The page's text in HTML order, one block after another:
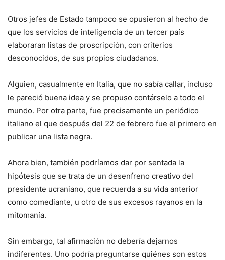
Otros jefes de Estado tampoco se opusieron al hecho de
que los servicios de inteligencia de un tercer país
elaboraran listas de proscripción, con criterios
desconocidos, de sus propios ciudadanos.
Alguien, casualmente en Italia, que no sabía callar, incluso
le pareció buena idea y se propuso contárselo a todo el
mundo. Por otra parte, fue precisamente un periódico
italiano el que después del 22 de febrero fue el primero en
publicar una lista negra.
Ahora bien, también podríamos dar por sentada la
hipótesis que se trata de un desenfreno creativo del
presidente ucraniano, que recuerda a su vida anterior
como comediante, u otro de sus excesos rayanos en la
mitomanía.
Sin embargo, tal afirmación no debería dejarnos
indiferentes. Uno podría preguntarse quiénes son estos